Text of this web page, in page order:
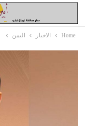
Home الاخبار اليمن